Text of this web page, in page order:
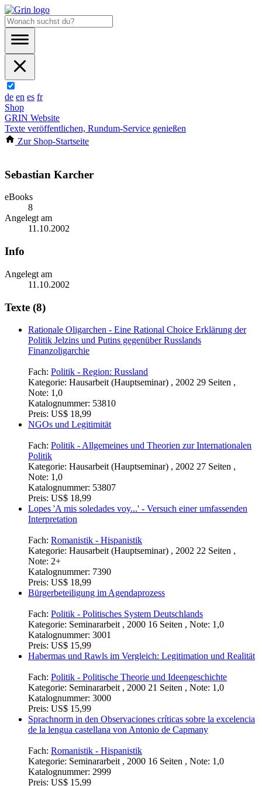
de en es fr
Shop
GRIN Website
Texte veröffentlichen, Rundum-Service genießen
Zur Shop-Startseite
Sebastian Karcher
eBooks
8
Angelegt am
11.10.2002
Info
Angelegt am
11.10.2002
Texte (8)
Rationale Oligarchen - Eine Rational Choice Erklärung der
Politik Jelzins und Putins gegenüber Russlands
Finanzoligarchie
Fach: Politik - Region: Russland
Kategorie: Hausarbeit (Hauptseminar) , 2002 29 Seiten ,
Note: 1,0
Katalognummer: 53810
Preis: US$ 18,99
NGOs und Legitimität
Fach: Politik - Allgemeines und Theorien zur Internationalen
Politik
Kategorie: Hausarbeit (Hauptseminar) , 2002 27 Seiten ,
Note: 1,0
Katalognummer: 53807
Preis: US$ 18,99
Lopes 'A mis soledades voy...' - Versuch einer umfassenden
Interpretation
Fach: Romanistik - Hispanistik
Kategorie: Hausarbeit (Hauptseminar) , 2002 22 Seiten ,
Note: 2+
Katalognummer: 7390
Preis: US$ 18,99
Bürgerbeteiligung im Agendaprozess
Fach: Politik - Politisches System Deutschlands
Kategorie: Seminararbeit , 2000 16 Seiten , Note: 1,0
Katalognummer: 3001
Preis: US$ 15,99
Habermas und Rawls im Vergleich: Legitimation und Realität
Fach: Politik - Politische Theorie und Ideengeschichte
Kategorie: Seminararbeit , 2000 21 Seiten , Note: 1,0
Katalognummer: 3000
Preis: US$ 15,99
Sprachnorm in den Observaciones críticas sobre la excelencia
de la lengua castellana von Antonio de Capmany
Fach: Romanistik - Hispanistik
Kategorie: Seminararbeit , 2000 16 Seiten , Note: 1,0
Katalognummer: 2999
Preis: US$ 15,99